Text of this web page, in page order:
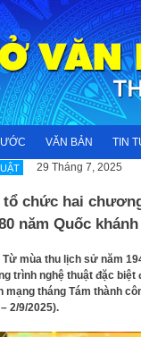
VĂN BẢN TIN
29 Tháng 7, 2025
tổ chức hai
năm Quốc khánh
Từ mùa thu lịch sử năm
trình nghệ thuật đặc biệt
mạng tháng Tám thành
2/9/2025).